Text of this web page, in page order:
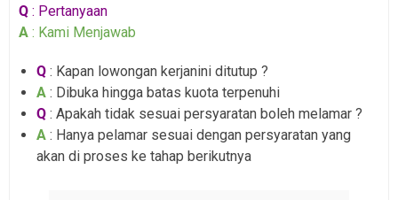
Q : Pertanyaan
A : Kami Menjawab
Q : Kapan lowongan kerjanini ditutup ?
A : Dibuka hingga batas kuota terpenuhi
Q : Apakah tidak sesuai persyaratan boleh melamar ?
A : Hanya pelamar sesuai dengan persyaratan yang
akan di proses ke tahap berikutnya